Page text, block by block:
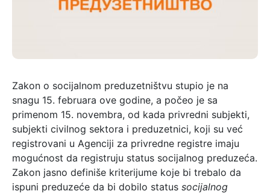
Zakon o socijalnom preduzetništvu stupio je na
snagu 15. februara ove godine, a počeo je sa
primenom 15. novembra, od kada privredni subjekti,
subjekti civilnog sektora i preduzetnici, koji su već
registrovani u Agenciji za privredne registre imaju
mogućnost da registruju status socijalnog preduzeća.
Zakon jasno definiše kriterijume koje bi trebalo da
ispuni preduzeće da bi dobilo status socijalnog